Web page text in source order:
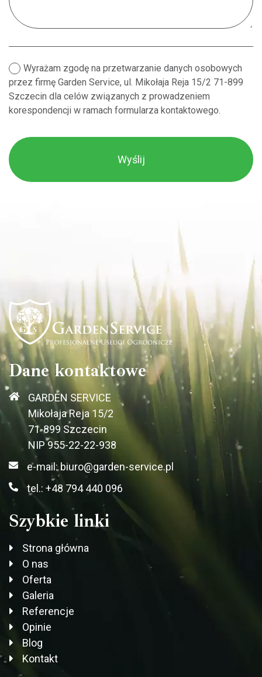
Wyrażam zgodę na przetwarzanie danych osobowych
przez firmę Garden Service, ul. Mikołaja Reja 15/2 71-899
Szczecin dla celów związanych z prowadzeniem
korespondencji w ramach formularza kontaktowego.
Dane kontaktowe
GARDEN SERVICE
Mikołaja Reja 15/2
71-899 Szczecin
NIP 955-22-22-938
e-mail: biuro@garden-service.pl
tel.: +48 794 440 096
Szybkie linki
Strona główna
O nas
Oferta
Galeria
Referencje
Opinie
Blog
Kontakt